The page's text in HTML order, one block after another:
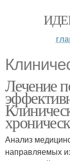
Лечение
Анализ
направляемых